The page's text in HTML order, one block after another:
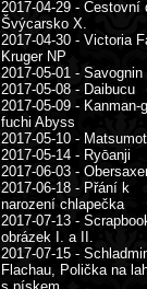
2017-04-29 - Cestovní
Švýcarsko X.
2017-04-30 - Victoria
Kruger NP
2017-05-01 - Savognin
2017-05-08 - Daibucu
2017-05-09 - Kanman-
fuchi Abyss
2017-05-10 -
2017-05-14 - Ryōanji
2017-06-03 -
2017-06-18 - Přání k
narození chlapečka
2017-07-13 -
obrázek I. a II.
2017-07-15 -
Flachau, Polička na